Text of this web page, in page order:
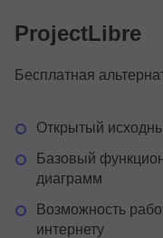
ProjectLibre
Бесплатная
Открытый
Базовый
диаграмм
Возможность
интернету